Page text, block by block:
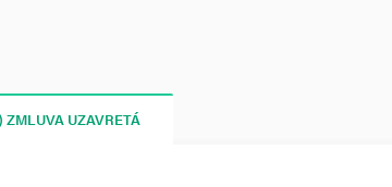
ZMLUVA UZAVRETÁ